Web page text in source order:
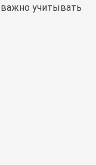
важно учитывать